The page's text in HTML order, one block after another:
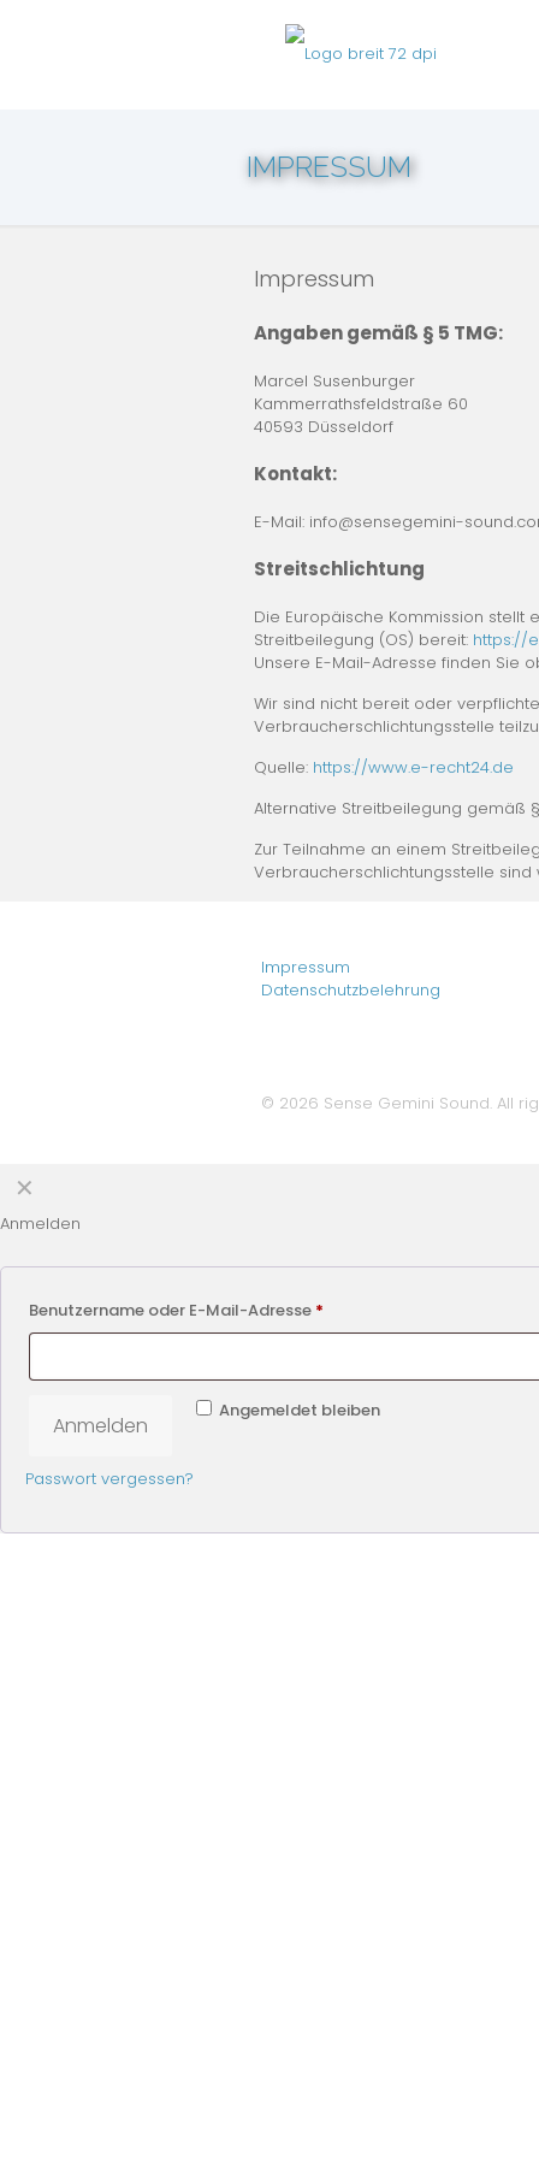
IMPRESSUM
Impressum
Angaben gemäß § 5 TMG:
Marcel Susenburger
Kammerrathsfeldstraße 60
40593 Düsseldorf
Kontakt:
E-Mail: info@sensegemini-
Streitschlichtung
Die Europäische Kommission stellt
Streitbeilegung (OS) bereit: https://
Unsere E-Mail-Adresse finden Sie
Wir sind nicht bereit oder
Verbraucherschlichtungsstelle
Quelle: https://www.e-recht24.de
Alternative Streitbeilegung gemäß §
Zur Teilnahme an einem
Verbraucherschlichtungsstelle
Impressum
Datenschutzbelehrung
© 2026 Sense Gemini Sound. All
✕
Anmelden
Benutzername oder E-Mail-Adresse *
Angemeldet bleiben
Anmelden
Passwort vergessen?